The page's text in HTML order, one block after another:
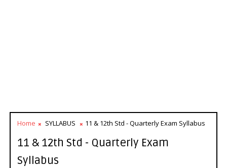
Home SYLLABUS 11 & 12th Std - Quarterly Exam Syllabus
11 & 12th Std - Quarterly Exam
Syllabus